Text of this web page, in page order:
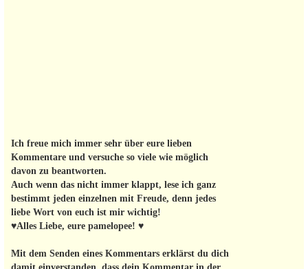
Ich freue mich immer sehr über eure lieben
Kommentare und versuche so viele wie möglich
davon zu beantworten.
Auch wenn das nicht immer klappt, lese ich ganz
bestimmt jeden einzelnen mit Freude, denn jedes
liebe Wort von euch ist mir wichtig!
♥Alles Liebe, eure pamelopee! ♥
Mit dem Senden eines Kommentars erklärst du dich